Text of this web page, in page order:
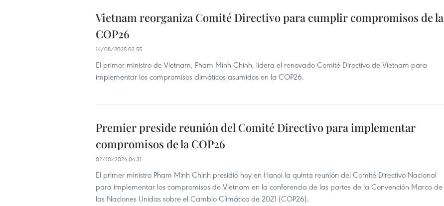
Vietnam reorganiza Comité Directivo para cumplir compromisos de la
COP26
14/08/2025 02:55
El primer ministro de Vietnam, Pham Minh Chinh, lidera el renovado Comité Directivo de Vietnam para
implementar los compromisos climáticos asumidos en la COP26.
Premier preside reunión del Comité Directivo para implementar
compromisos de la COP26
02/10/2024 04:31
El primer ministro Pham Minh Chinh presidió hoy en Hanoi la quinta reunión del Comité Directivo Nacional
para implementar los compromisos de Vietnam en la conferencia de las partes de la Convención Marco de
las Naciones Unidas sobre el Cambio Climático de 2021 (COP26).